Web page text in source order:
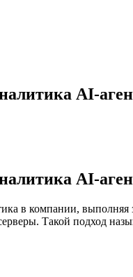
AI-
AI-
в компании,
Такой подход